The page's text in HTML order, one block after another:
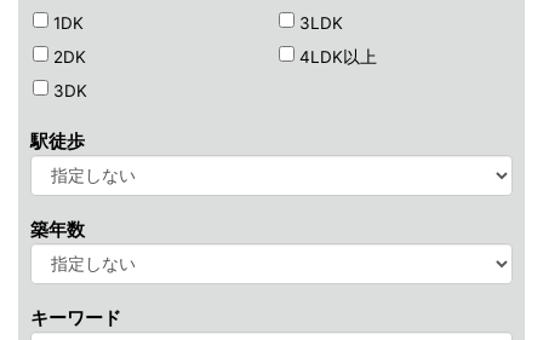
1DK
2DK
3DK
3LDK
4LDK以上
駅徒歩
築年数
キーワード